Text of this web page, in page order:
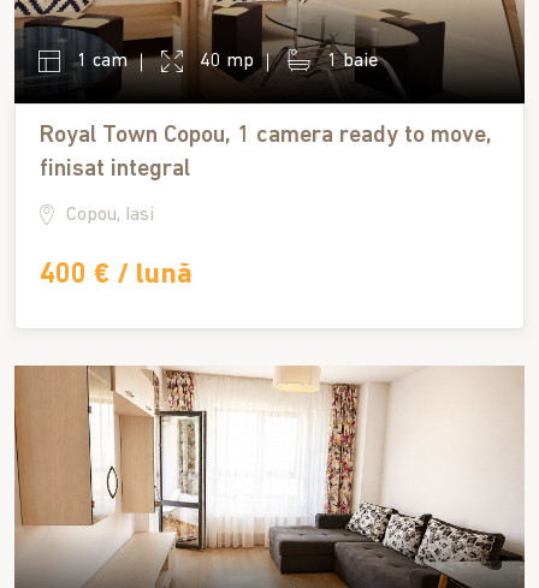
1 cam 40 mp 1 baie
Royal Town Copou, 1 camera ready to move,
finisat integral
Copou, Iasi
400 € / lună